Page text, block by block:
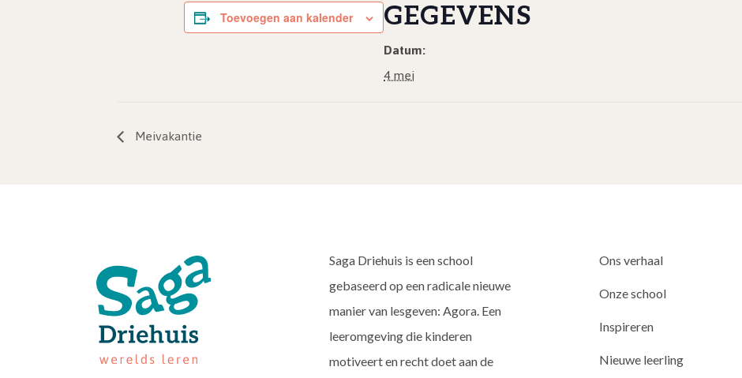
Toevoegen aan kalender GEGEVENS
Datum:
4 mei
Meivakantie
Saga Driehuis is een school
gebaseerd op een radicale nieuwe
manier van lesgeven: Agora. Een
leeromgeving die kinderen
motiveert en recht doet aan de
Ons verhaal
Onze school
Inspireren
Nieuwe leerling